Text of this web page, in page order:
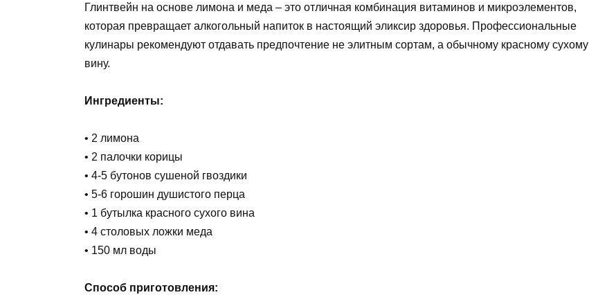
Глинтвейн на основе лимона и меда – это отличная комбинация витаминов и микроэлементов,
которая превращает алкогольный напиток в настоящий эликсир здоровья. Профессиональные
кулинары рекомендуют отдавать предпочтение не элитным сортам, а обычному красному сухому
вину.
Ингредиенты:
• 2 лимона
• 2 палочки корицы
• 4-5 бутонов сушеной гвоздики
• 5-6 горошин душистого перца
• 1 бутылка красного сухого вина
• 4 столовых ложки меда
• 150 мл воды
Способ приготовления: